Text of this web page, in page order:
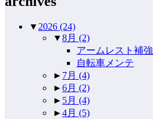
▼ 2026 (24)
▼8月 (2)
アームレスト補強
自転車メンテ
► 7月 (4)
►6月 (2)
► 5月 (4)
►4月 (5)